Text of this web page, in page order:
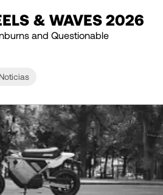
& WAVES 2026
and Questionable